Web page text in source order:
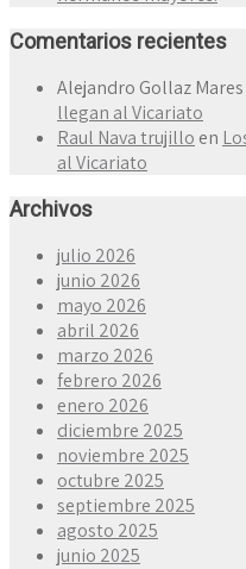
Comentarios recientes
Alejandro Gollaz Mares
llegan al Vicariato
Raul Nava trujillo en
al Vicariato
Archivos
julio 2026
junio 2026
mayo 2026
abril 2026
marzo 2026
febrero 2026
enero 2026
diciembre 2025
noviembre 2025
octubre 2025
septiembre 2025
agosto 2025
junio 2025